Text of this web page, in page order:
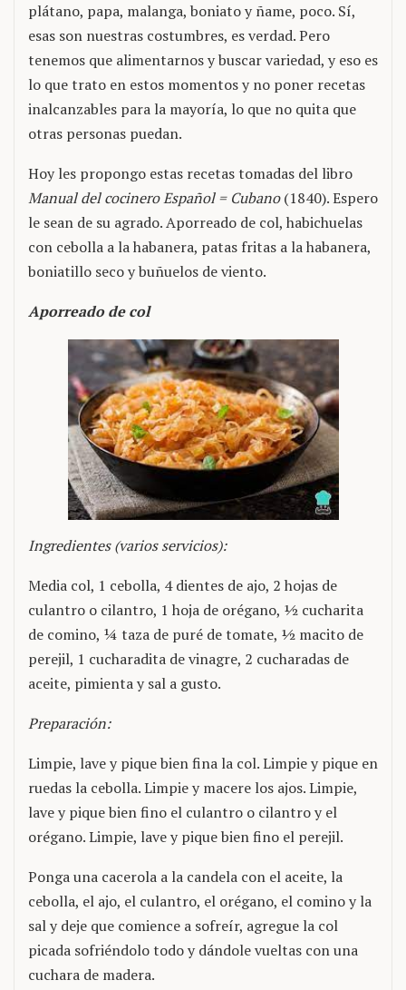
plátano, papa, malanga, boniato y ñame, poco. Sí,
esas son nuestras costumbres, es verdad. Pero
tenemos que alimentarnos y buscar variedad, y eso es
lo que trato en estos momentos y no poner recetas
inalcanzables para la mayoría, lo que no quita que
otras personas puedan.
Hoy les propongo estas recetas tomadas del libro
Manual del cocinero Español = Cubano(1840). Espero
le sean de su agrado. Aporreado de col, habichuelas
con cebolla a la habanera, patas fritas a la habanera,
boniatillo seco y buñuelos de viento.
Aporreado de col
Ingredientes (varios servicios):
Media col, 1 cebolla, 4 dientes de ajo, 2 hojas de
culantro o cilantro, 1 hoja de orégano, ½ cucharita
de comino, ¼ taza de puré de tomate, ½ macito de
perejil, 1 cucharadita de vinagre, 2 cucharadas de
aceite, pimienta y sal a gusto.
Preparación:
Limpie, lave y pique bien fina la col. Limpie y pique en
ruedas la cebolla. Limpie y macere los ajos. Limpie,
lave y pique bien fino el culantro o cilantro y el
orégano. Limpie, lave y pique bien fino el perejil.
Ponga una cacerola a la candela con el aceite, la
cebolla, el ajo, el culantro, el orégano, el comino y la
sal y deje que comience a sofreír, agregue la col
picada sofriéndolo todo y dándole vueltas con una
cuchara de madera.